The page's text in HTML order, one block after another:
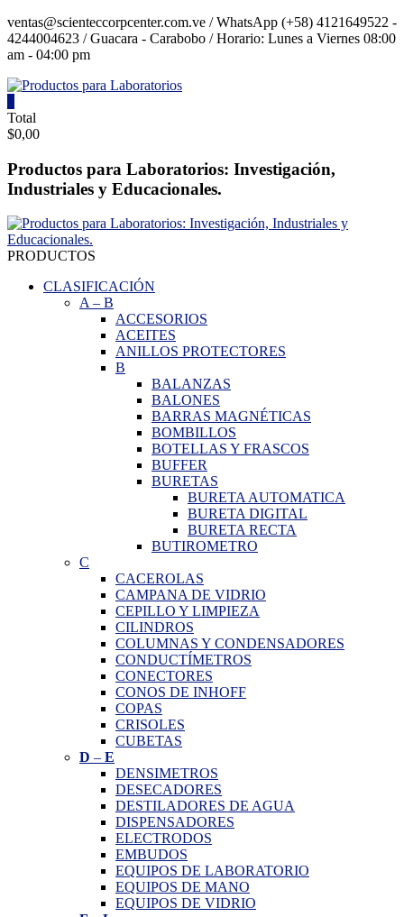
Saltar
contenido
ventas@scienteccorpcenter.com.ve / WhatsApp (+58) 4121649522 -
4244004623 / Guacara - Carabobo / Horario: Lunes a Viernes 08:00
am - 04:00 pm
Productos
para
Laboratorios
Investigación,
y
Educacionales.
Total
$0,00
Productos para Laboratorios: Investigación,
Industriales y Educacionales.
PRODUCTOS
CLASIFICACIÓN
A– B
ACCESORIOS
ACEITES
ANILLOS PROTECTORES
B
BALANZAS
BALONES
BARRAS MAGNÉTICAS
BOMBILLOS
BOTELLAS Y FRASCOS
BUFFER
BURETAS
BURETA AUTOMATICA
BURETA DIGITAL
BURETA RECTA
BUTIROMETRO
C
CACEROLAS
CAMPANA DE VIDRIO
CEPILLO Y LIMPIEZA
CILINDROS
COLUMNAS Y CONDENSADORES
CONDUCTÍMETROS
CONECTORES
CONOS DE INHOFF
COPAS
CRISOLES
CUBETAS
D – E
DENSIMETROS
DESECADORES
DESTILADORES DE AGUA
DISPENSADORES
ELECTRODOS
EMBUDOS
EQUIPOS DE LABORATORIO
EQUIPOS DE MANO
EQUIPOS DE VIDRIO